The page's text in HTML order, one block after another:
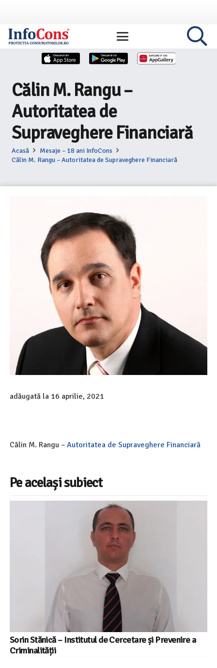
Călin M. Rangu –
Autoritatea de
Supraveghere Financiară
Acasă
Mesaje – 18 ani InfoCons
Călin M. Rangu – Autoritatea de Supraveghere Financiară
adăugată la 16 aprilie, 2021
Călin M. Rangu – Autoritatea de Supraveghere Financiară
Pe același subiect
Sorin Stănică – Institutul de Cercetare și Prevenire a
Criminalității